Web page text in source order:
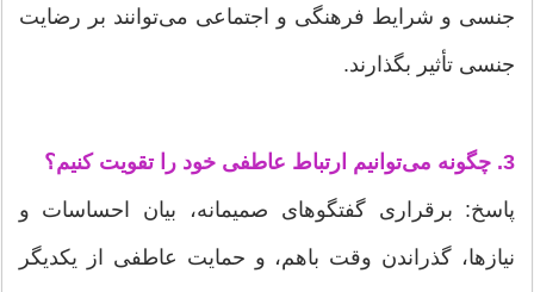
جنسی و شرایط فرهنگی و اجتماعی می‌توانند بر رضایت
جنسی تأثیر بگذارند.
3. چگونه می‌توانیم ارتباط عاطفی خود را تقویت کنیم؟
پاسخ: برقراری گفتگوهای صمیمانه، بیان احساسات و
نیازها، گذراندن وقت باهم، و حمایت عاطفی از یکدیگر